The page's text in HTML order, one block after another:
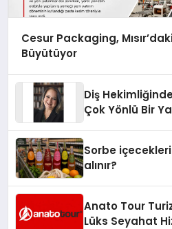
Cesur Packaging,
Büyütüyor
Diş
Çok Yönlü Bir
Sorbe
alınır?
Anato Tour
Lüks Seyahat